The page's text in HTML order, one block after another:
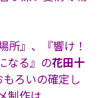
所』、『響け！
なる』の花田十
ろいの確定し